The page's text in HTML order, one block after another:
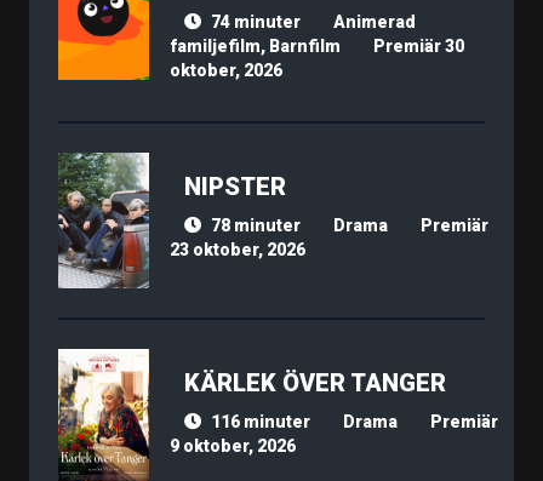
74 minuter
Animerad
familjefilm, Barnfilm
Premiär 30
oktober, 2026
NIPSTER
78 minuter Drama
Premiär
23 oktober, 2026
KÄRLEK ÖVER TANGER
116 minuter Drama
Premiär
9 oktober, 2026